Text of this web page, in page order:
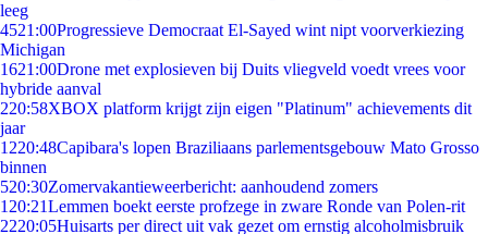
leeg
4521:00Progressieve Democraat El-Sayed wint nipt voorverkiezing
Michigan
1621:00Drone met explosieven bij Duits vliegveld voedt vrees voor
hybride aanval
220:58XBOX platform krijgt zijn eigen "Platinum" achievements dit
jaar
1220:48Capibara's lopen Braziliaans parlementsgebouw Mato Grosso
binnen
520:30Zomervakantieweerbericht: aanhoudend zomers
1 20:21Lemmen boekt eerste profzege in zware Ronde van Polen-rit
2220:05Huisarts per direct uit vak gezet om ernstig alcoholmisbruik